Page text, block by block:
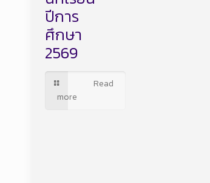
ปีการ
ศึกษา
2569
Read
more